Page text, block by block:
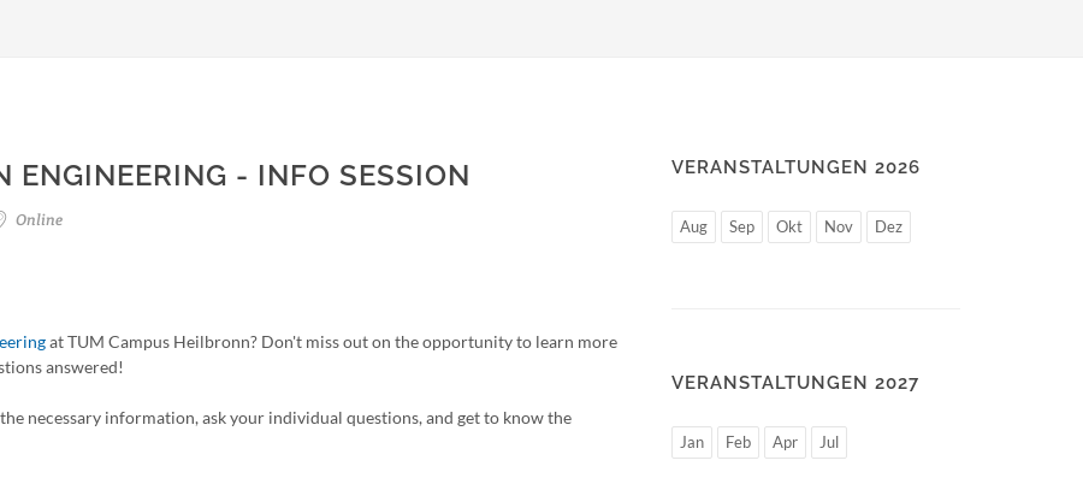
ENGINEERING - INFO SESSION
Online
at TUM Campus Heilbronn? Don't miss out on the opportunity to learn more
answered!
necessary information, ask your individual questions, and get to know the
VERANSTALTUNGEN 2026
Aug Sep Okt Nov Dez
VERANSTALTUNGEN 2027
Jan Feb Apr Jul